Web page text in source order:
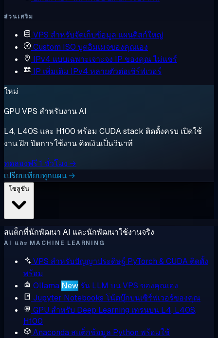
ส่วนเสริม
VPS สำหรับจัดเก็บข้อมูล แผนดิสก์ใหญ่
Custom ISO บูตอิมเมจของคุณเอง
IPv4 แบบเฉพาะเจาะจง IP ของคุณ ไม่แชร์
IP เพิ่มเติม IPv4 หลายตัวต่อเซิร์ฟเวอร์
ใหม่
GPU VPS สำหรับงาน AI
L4, L40S และ H100 พร้อม CUDA stack ติดตั้งครบ เปิดใช้
งาน ฝึก ปิดการใช้งาน คิดเงินเป็นวินาที
ทดลองฟรี 1 ชั่วโมง →
เปรียบเทียบทุกแผน →
สแต็กที่นักพัฒนา AI และนักพัฒนาใช้งานจริง
AI และ MACHINE LEARNING
VPS สำหรับปัญญาประดิษฐ์ PyTorch & CUDA ติดตั้ง
พร้อม
Ollama New รัน LLM บน VPS ของคุณเอง
Jupyter Notebooks โน้ตบุ๊กบนเซิร์ฟเวอร์ของคุณ
GPU สำหรับ Deep Learning เทรนบน L4, L40S,
H100
Anaconda สแต็กข้อมูล Python พร้อมใช้